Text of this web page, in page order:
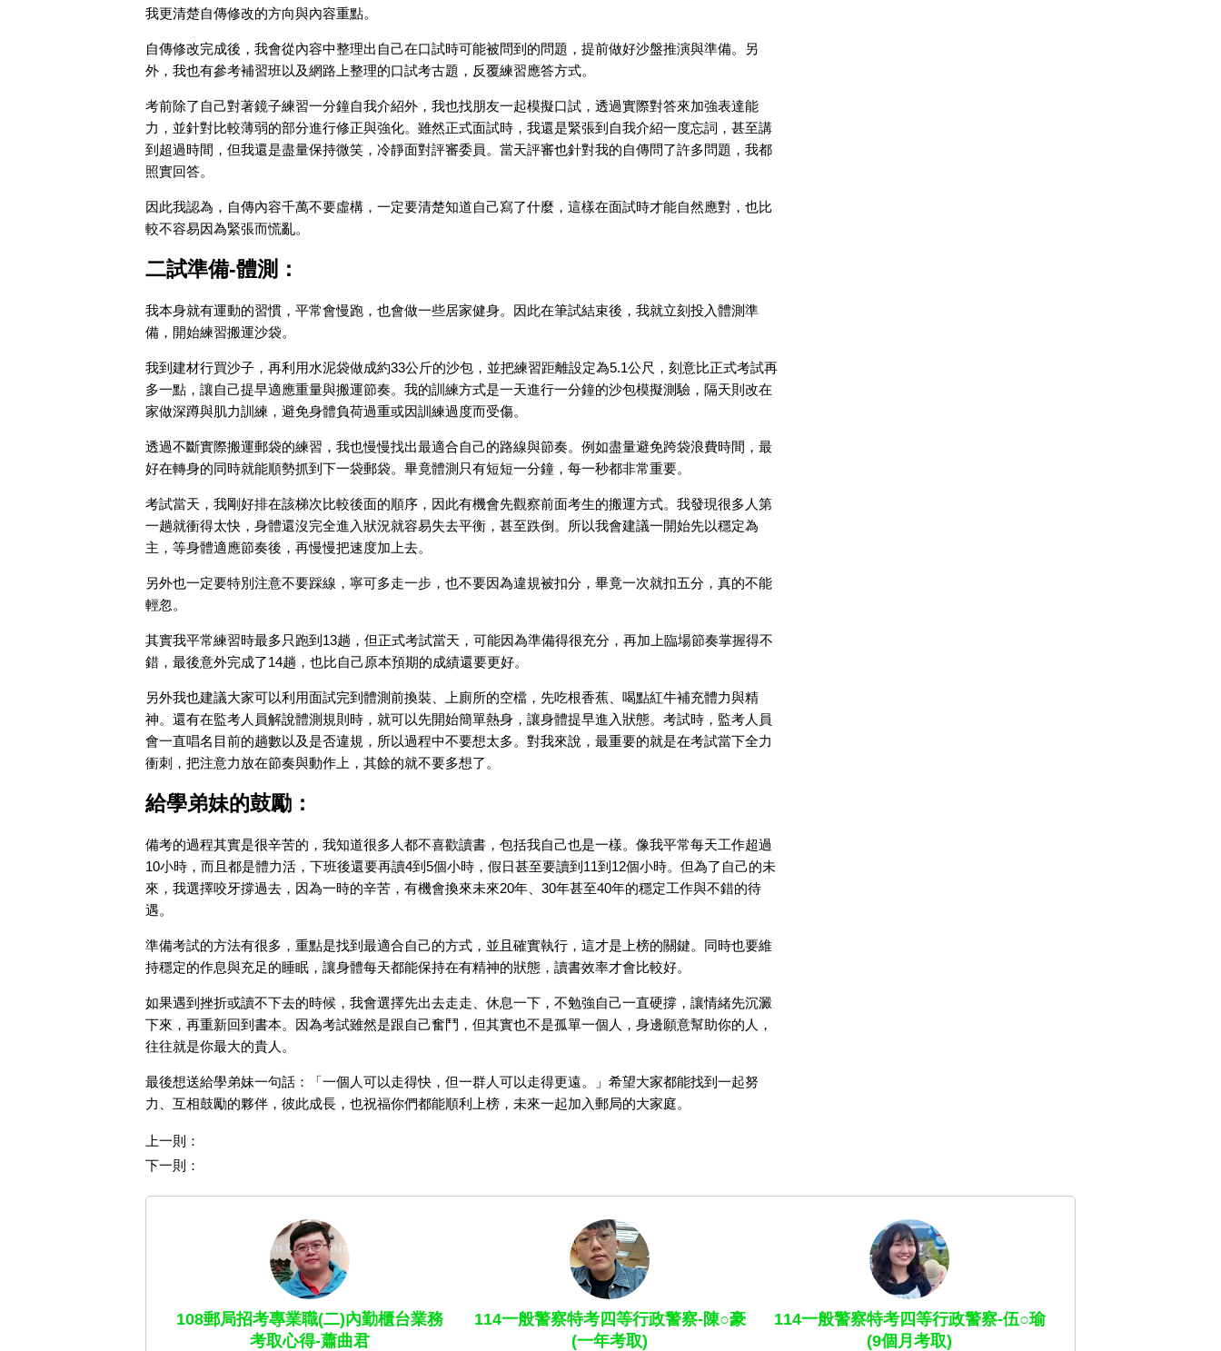
我更清楚自傳修改的方向與內容重點。
自傳修改完成後，我會從內容中整理出自己在口試時可能被問到的問題，提前做好沙盤推演與準備。另
外，我也有參考補習班以及網路上整理的口試考古題，反覆練習應答方式。
考前除了自己對著鏡子練習一分鐘自我介紹外，我也找朋友一起模擬口試，透過實際對答來加強表達能
力，並針對比較薄弱的部分進行修正與強化。雖然正式面試時，我還是緊張到自我介紹一度忘詞，甚至講
到超過時間，但我還是盡量保持微笑，冷靜面對評審委員。當天評審也針對我的自傳問了許多問題，我都
照實回答。
因此我認為，自傳內容千萬不要虛構，一定要清楚知道自己寫了什麼，這樣在面試時才能自然應對，也比
較不容易因為緊張而慌亂。
二試準備-體測：
我本身就有運動的習慣，平常會慢跑，也會做一些居家健身。因此在筆試結束後，我就立刻投入體測準
備，開始練習搬運沙袋。
我到建材行買沙子，再利用水泥袋做成約33公斤的沙包，並把練習距離設定為5.1公尺，刻意比正式考試再
多一點，讓自己提早適應重量與搬運節奏。我的訓練方式是一天進行一分鐘的沙包模擬測驗，隔天則改在
家做深蹲與肌力訓練，避免身體負荷過重或因訓練過度而受傷。
透過不斷實際搬運郵袋的練習，我也慢慢找出最適合自己的路線與節奏。例如盡量避免跨袋浪費時間，最
好在轉身的同時就能順勢抓到下一袋郵袋。畢竟體測只有短短一分鐘，每一秒都非常重要。
考試當天，我剛好排在該梯次比較後面的順序，因此有機會先觀察前面考生的搬運方式。我發現很多人第
一趟就衝得太快，身體還沒完全進入狀況就容易失去平衡，甚至跌倒。所以我會建議一開始先以穩定為
主，等身體適應節奏後，再慢慢把速度加上去。
另外也一定要特別注意不要踩線，寧可多走一步，也不要因為違規被扣分，畢竟一次就扣五分，真的不能
輕忽。
其實我平常練習時最多只跑到13趟，但正式考試當天，可能因為準備得很充分，再加上臨場節奏掌握得不
錯，最後意外完成了14趟，也比自己原本預期的成績還要更好。
另外我也建議大家可以利用面試完到體測前換裝、上廁所的空檔，先吃根香蕉、喝點紅牛補充體力與精
神。還有在監考人員解說體測規則時，就可以先開始簡單熱身，讓身體提早進入狀態。考試時，監考人員
會一直唱名目前的趟數以及是否違規，所以過程中不要想太多。對我來說，最重要的就是在考試當下全力
衝刺，把注意力放在節奏與動作上，其餘的就不要多想了。
給學弟妹的鼓勵：
備考的過程其實是很辛苦的，我知道很多人都不喜歡讀書，包括我自己也是一樣。像我平常每天工作超過
10小時，而且都是體力活，下班後還要再讀4到5個小時，假日甚至要讀到11到12個小時。但為了自己的未
來，我選擇咬牙撐過去，因為一時的辛苦，有機會換來未來20年、30年甚至40年的穩定工作與不錯的待
遇。
準備考試的方法有很多，重點是找到最適合自己的方式，並且確實執行，這才是上榜的關鍵。同時也要維
持穩定的作息與充足的睡眠，讓身體每天都能保持在有精神的狀態，讀書效率才會比較好。
如果遇到挫折或讀不下去的時候，我會選擇先出去走走、休息一下，不勉強自己一直硬撐，讓情緒先沉澱
下來，再重新回到書本。因為考試雖然是跟自己奮鬥，但其實也不是孤單一個人，身邊願意幫助你的人，
往往就是你最大的貴人。
最後想送給學弟妹一句話：「一個人可以走得快，但一群人可以走得更遠。」希望大家都能找到一起努
力、互相鼓勵的夥伴，彼此成長，也祝福你們都能順利上榜，未來一起加入郵局的大家庭。
上一則：
下一則：
108郵局招考專業職(二)內勤櫃台業務
考取心得-蕭曲君
114一般警察特考四等行政警察-陳○豪
(一年考取)
114一般警察特考四等行政警察-伍○瑜
(9個月考取)